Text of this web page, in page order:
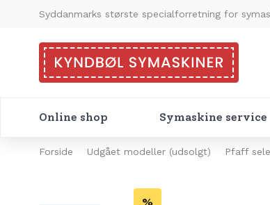
Syddanmarks største specialforretning for
Online shop Symaskine service
Forside Udgået modeller (udsolgt) Pfaff
%